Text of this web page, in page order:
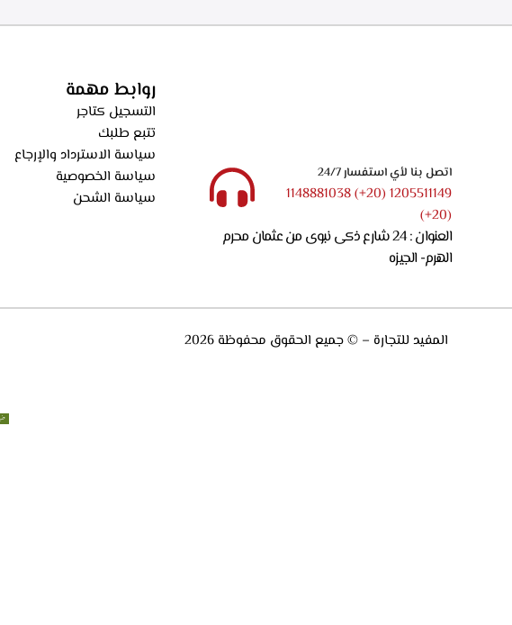
اتصل بنا لأي استفسار 24/7
1205511149 (20+) 1148881038
(20+)
العنوان : 24 شارع ذكى نبوى من عثمان محرم
الهرم- الجيزه
روابط مهمة
التسجيل كتاجر
تتبع طلبك
سياسة الاسترداد والإرجاع
سياسة الخصوصية
سياسة الشحن
المفيد للتجارة – © جميع الحقوق محفوظة 2026